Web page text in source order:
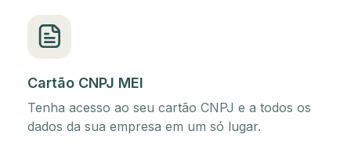
Cartão CNPJ MEI
Tenha acesso ao seu cartão CNPJ e a todos os
dados da sua empresa em um só lugar.